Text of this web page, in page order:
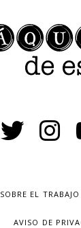
SOBRE EL
AVISO DE